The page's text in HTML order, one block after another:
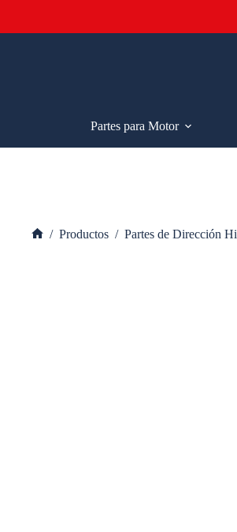
contenido
Partes para Motor
/ Productos / Partes de Dirección